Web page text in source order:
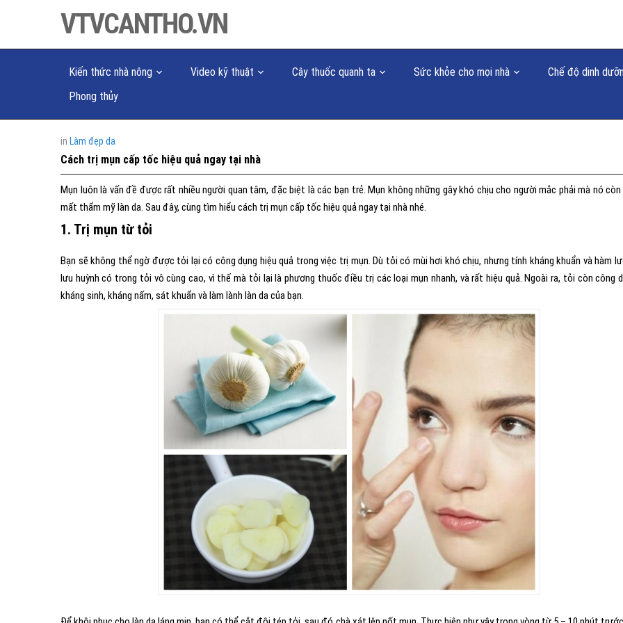
VTVCANTHO.VN
Kiến thức nhà nông Video kỹ thuật Cây thuốc quanh ta Sức khỏe cho mọi nhà
Chế độ dinh
Phong thủy
in Làm đẹp da
Cách trị mụn cấp tốc hiệu quả ngay tại nhà
Mụn luôn là vấn đề được rất nhiều người quan tâm, đặc biệt là các bạn trẻ. Mụn không những gây khó chịu cho người mắc phải mà nó còn
mất thẩm mỹ làn da. Sau đây, cùng tìm hiểu cách trị mụn cấp tốc hiệu quả ngay tại nhà nhé.
1. Trị mụn từ tỏi
Bạn sẽ không thể ngờ được tỏi lại có công dụng hiệu quả trong việc trị mụn. Dù tỏi có mùi hơi khó chịu, nhưng tính kháng khuẩn và hàm
lưu huỳnh có trong tỏi vô cùng cao, vì thế mà tỏi lại là phương thuốc điều trị các loại mụn nhanh, và rất hiệu quả. Ngoài ra, tỏi còn công
kháng sinh, kháng nấm, sát khuẩn và làm lành làn da của bạn.